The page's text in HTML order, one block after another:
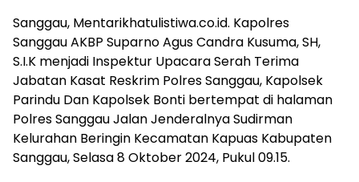
Sanggau, Mentarikhatulistiwa.co.id. Kapolres
Sanggau AKBP Suparno Agus Candra Kusuma, SH,
S.I.K menjadi Inspektur Upacara Serah Terima
Jabatan Kasat Reskrim Polres Sanggau, Kapolsek
Parindu Dan Kapolsek Bonti bertempat di halaman
Polres Sanggau Jalan Jenderalnya Sudirman
Kelurahan Beringin Kecamatan Kapuas Kabupaten
Sanggau, Selasa 8 Oktober 2024, Pukul 09.15.